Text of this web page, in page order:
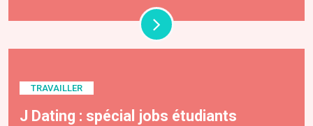
TRAVAILLER
J Dating : spécial jobs étudiants